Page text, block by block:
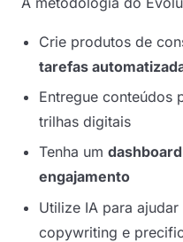
Crie produtos de
tarefas
Entregue conteúdos
trilhas digitais
Tenha um
engajamento
Utilize IA para
copywriting e